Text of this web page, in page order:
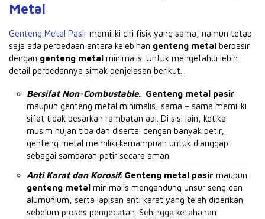
Metal
Genteng Metal Pasir memiliki ciri fisik yang sama, namun tetap
saja ada perbedaan antara kelebihan genteng metal berpasir
dengan genteng metal minimalis. Untuk mengetahui lebih
detail perbedannya simak penjelasan berikut.
Bersifat Non-Combustable. Genteng metal pasir
maupun genteng metal minimalis, sama – sama memiliki
sifat tidak besarkan rambatan api. Di sisi lain, ketika
musim hujan tiba dan disertai dengan banyak petir,
genteng metal memiliki kemampuan untuk dianggap
sebagai sambaran petir secara aman.
Anti Karat dan Korosif. Genteng metal pasir maupun
genteng metal minimalis mengandung unsur seng dan
alumunium, serta lapisan anti karat yang telah diberikan
sebelum proses pengecatan. Sehingga ketahanan